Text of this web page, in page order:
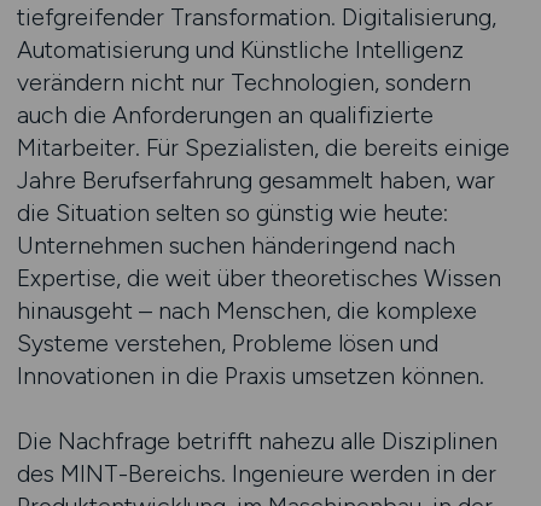
tiefgreifender Transformation. Digitalisierung,
Automatisierung und Künstliche Intelligenz
verändern nicht nur Technologien, sondern
auch die Anforderungen an qualifizierte
Mitarbeiter. Für Spezialisten, die bereits einige
Jahre Berufserfahrung gesammelt haben, war
die Situation selten so günstig wie heute:
Unternehmen suchen händeringend nach
Expertise, die weit über theoretisches Wissen
hinausgeht – nach Menschen, die komplexe
Systeme verstehen, Probleme lösen und
Innovationen in die Praxis umsetzen können.
Die Nachfrage betrifft nahezu alle Disziplinen
des MINT-Bereichs. Ingenieure werden in der